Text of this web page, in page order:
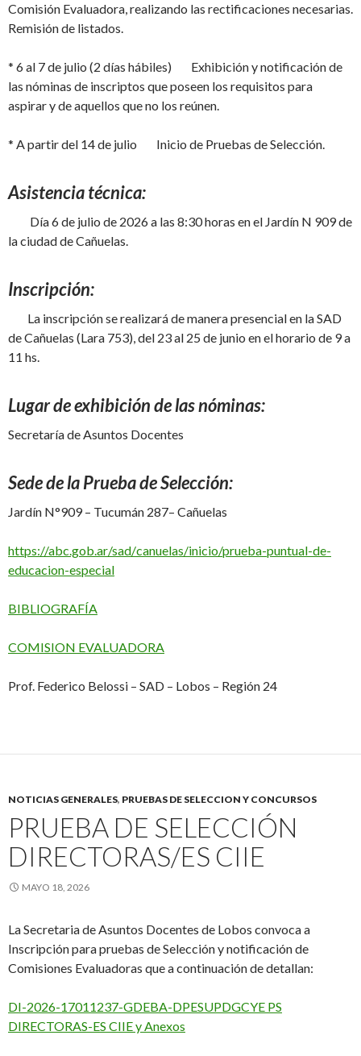
Comisión Evaluadora, realizando las rectificaciones necesarias.
Remisión de listados.
* 6 al 7 de julio (2 días hábiles) Exhibición y notificación de
las nóminas de inscriptos que poseen los requisitos para
aspirar y de aquellos que no los reúnen.
* A partir del 14 de julio Inicio de Pruebas de Selección.
Asistencia técnica:
Día 6 de julio de 2026 a las 8:30 horas en el Jardín N 909 de
la ciudad de Cañuelas.
Inscripción:
La inscripción se realizará de manera presencial en la SAD
de Cañuelas (Lara 753), del 23 al 25 de junio en el horario de 9 a
11 hs.
Lugar de exhibición de las nóminas:
Secretaría de Asuntos Docentes
Sede de la Prueba de Selección:
Jardín N°909 – Tucumán 287– Cañuelas
https://abc.gob.ar/sad/canuelas/inicio/prueba-puntual-de-
educacion-especial
BIBLIOGRAFÍA
COMISION EVALUADORA
Prof. Federico Belossi – SAD – Lobos – Región 24
NOTICIAS GENERALES, PRUEBAS DE SELECCION Y CONCURSOS
PRUEBA DE SELECCIÓN
DIRECTORAS/ES CIIE
MAYO 18, 2026
La Secretaria de Asuntos Docentes de Lobos convoca a
Inscripción para pruebas de Selección y notificación de
Comisiones Evaluadoras que a continuación de detallan:
DI-2026-17011237-GDEBA-DPESUPDGCYE PS
DIRECTORAS-ES CIIE y Anexos